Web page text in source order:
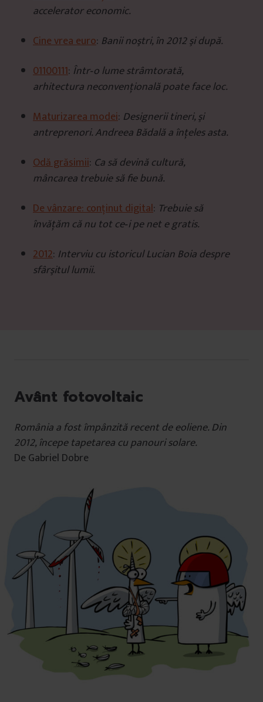
accelerator economic.
Cine vrea euro: Banii noştri, în 2012 şi după.
01100111: Într‑o lume strâmtorată,
arhitectura neconvenţională­ poate face loc.
Maturizarea modei: Designerii tineri, şi
antreprenori. Andreea Bădală a înţeles asta.
Odă grăsimii: Ca să devină cultură,
mâncarea trebuie să fie bună.
De vânzare: conținut digital: Trebuie să
învăţăm că nu tot ce‑i pe net e gratis.
2012: Interviu cu istoricul Lucian Boia despre
sfârşitul lumii.
Avânt fotovoltaic
România a fost împânzită recent de eoliene. Din
2012, începe tapetarea cu panouri solare.
De Gabriel Dobre